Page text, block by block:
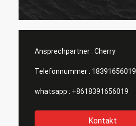
Ansprechpartner : Cherry
Telefonnummer : 18391656019
whatsapp : +8618391656019
Kontakt